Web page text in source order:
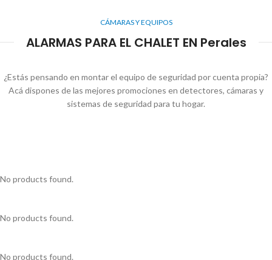
CÁMARAS Y EQUIPOS
ALARMAS PARA EL CHALET EN Perales
¿Estás pensando en montar el equipo de seguridad por cuenta propia?
Acá dispones de las mejores promociones en detectores, cámaras y
sistemas de seguridad para tu hogar.
No products found.
No products found.
No products found.